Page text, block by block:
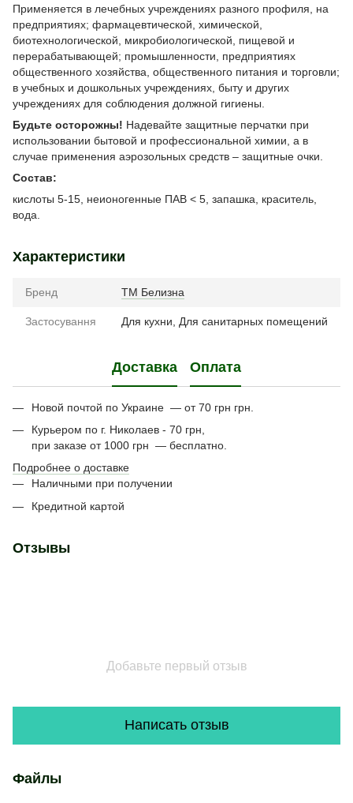
Применяется в лечебных учреждениях разного профиля, на
предприятиях; фармацевтической, химической,
биотехнологической, микробиологической, пищевой и
перерабатывающей; промышленности, предприятиях
общественного хозяйства, общественного питания и торговли;
в учебных и дошкольных учреждениях, быту и других
учреждениях для соблюдения должной гигиены.
Будьте осторожны! Надевайте защитные перчатки при
использовании бытовой и профессиональной химии, а в
случае применения аэрозольных средств – защитные очки.
Состав:
кислоты 5-15, неионогенные ПАВ < 5, запашка, краситель,
вода.
Характеристики
Бренд ТМ Белизна
Застосування Для кухни, Для санитарных помещений
Доставка Оплата
Новой почтой по Украине — от 70 грн грн.
Курьером по г. Николаев - 70 грн,
при заказе от 1000 грн — бесплатно.
Подробнее о доставке
Наличными при получении
Кредитной картой
Отзывы
Добавьте первый отзыв
Написать отзыв
Файлы